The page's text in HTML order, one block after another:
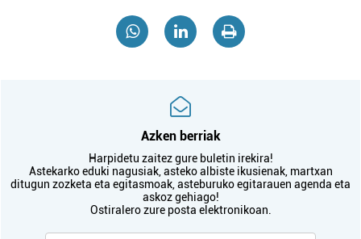
Azken berriak
Harpidetu zaitez gure buletin irekira!
Astekarko eduki nagusiak, asteko albiste ikusienak, martxan
ditugun zozketa eta egitasmoak, asteburuko egitarauen agenda eta
askoz gehiago!
Ostiralero zure posta elektronikoan.